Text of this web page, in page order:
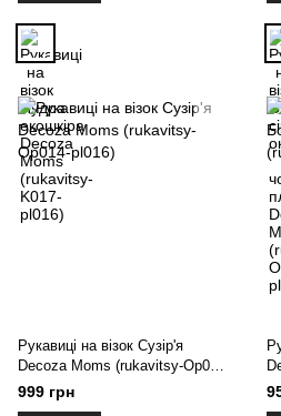
Рукавиці на візок Сузір'я
Decoza Moms (rukavitsy-Op014-
pl016)
999 грн